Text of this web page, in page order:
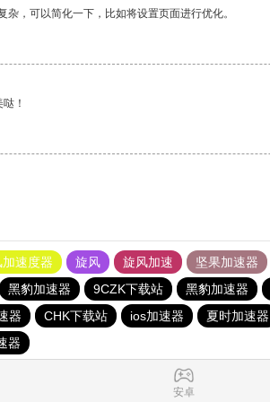
杂，可以简化一下，比如将设置页面进行优化。
！
速度器 旋风 旋风加速 坚果加速器
黑豹加速器 9CZK下载站 黑豹加速器
器 CHK下载站 ios加速器 夏时加速器
器
安卓